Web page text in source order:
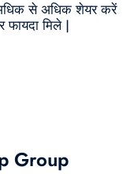
अधिक से अधिक शेयर करें
मिले |
Group